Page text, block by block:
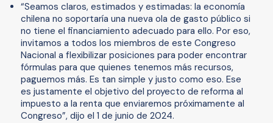
“Seamos claros, estimados y estimadas: la economía
chilena no soportaría una nueva ola de gasto público si
no tiene el financiamiento adecuado para ello. Por eso,
invitamos a todos los miembros de este Congreso
Nacional a flexibilizar posiciones para poder encontrar
fórmulas para que quienes tenemos más recursos,
paguemos más. Es tan simple y justo como eso. Ese
es justamente el objetivo del proyecto de reforma al
impuesto a la renta que enviaremos próximamente al
Congreso”, dijo el 1 de junio de 2024.